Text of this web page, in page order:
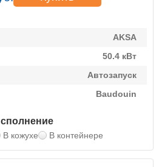
AKSA
50.4 кВт
Автозапуск
Baudouin
В кожухе В контейнере